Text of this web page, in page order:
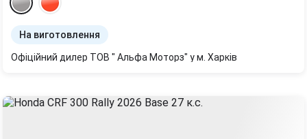
На виготовлення
Офіційний дилер ТОВ " Альфа Моторз" у м. Харків